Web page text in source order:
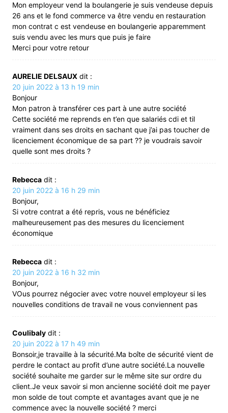
Mon employeur vend la boulangerie je suis vendeuse depuis
26 ans et le fond commerce va être vendu en restauration
mon contrat c est vendeuse en boulangerie apparemment
suis vendu avec les murs que puis je faire
Merci pour votre retour
AURELIE DELSAUX dit :
20 juin 2022 à 13 h 19 min
Bonjour
Mon patron à transférer ces part à une autre société
Cette société me reprends en t’en que salariés cdi et til
vraiment dans ses droits en sachant que j’ai pas toucher de
licenciement économique de sa part ?? je voudrais savoir
quelle sont mes droits ?
Rebecca dit :
20 juin 2022 à 16 h 29 min
Bonjour,
Si votre contrat a été repris, vous ne bénéficiez
malheureusement pas des mesures du licenciement
économique
Rebecca dit :
20 juin 2022 à 16 h 32 min
Bonjour,
VOus pourrez négocier avec votre nouvel employeur si les
nouvelles conditions de travail ne vous conviennent pas
Coulibaly dit :
20 juin 2022 à 17 h 49 min
Bonsoir,je travaille à la sécurité.Ma boîte de sécurité vient de
perdre le contact au profit d’une autre société.La nouvelle
société souhaite me garder sur le même site sur ordre du
client.Je veux savoir si mon ancienne société doit me payer
mon solde de tout compte et avantages avant que je ne
commence avec la nouvelle société ? merci